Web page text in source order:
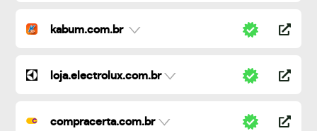
kabum.com.br
loja.electrolux.com.br
compracerta.com.br